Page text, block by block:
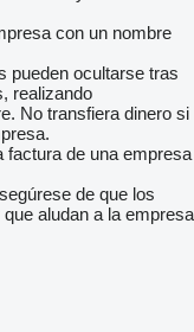
con un nombre
pueden ocultarse tras
realizando
No transfiera dinero si
factura de una empresa
de que los
aludan a la empresa